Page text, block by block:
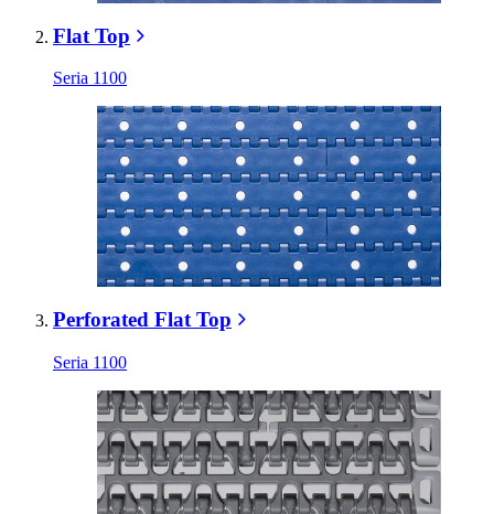
Flat Top
Seria 1100
Perforated Flat Top
Seria 1100